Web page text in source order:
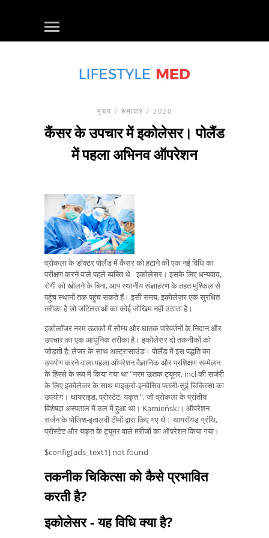
मुख्य / समाचार / 2020
कैंसर के उपचार में इकोलेसर। पोलैंड
में पहला अभिनव ऑपरेशन
व्रोकला के डॉक्टर पोलैंड में कैंसर को हटाने की एक नई विधि का
परीक्षण करने वाले पहले व्यक्ति थे - इकोलेसर। इसके लिए धन्यवाद,
रोगी को खोलने के बिना, आप स्थानीय संज्ञाहरण के तहत मुश्किल से
पहुंच स्थानों तक पहुंच सकते हैं। इसी समय, इकोलेज़र एक सुरक्षित
तरीका है जो जटिलताओं का कोई जोखिम नहीं उठाता है।
इकोलॉजर नरम ऊतकों में सौम्य और घातक परिवर्तनों के निदान और
उपचार का एक आधुनिक तरीका है। इकोलेसर दो तकनीकों को
जोड़ती है: लेजर के साथ अल्ट्रासाउंड। पोलैंड में इस पद्धति का
उपयोग करने वाला पहला ऑपरेशन वैज्ञानिक और प्रशिक्षण सम्मेलन
के हिस्से के रूप में किया गया था "नरम ऊतक ट्यूमर, incl की सर्जरी
के लिए इकोलेजर के साथ माइक्रो-इनवेसिव पतली-सुई चिकित्सा का
उपयोग। थायराइड, प्रोस्टेट, यकृत ”, जो व्रोकला के प्रांतीय
विशेषज्ञ अस्पताल में उल में हुआ था। Kamieński। ऑपरेशन
सर्जन के पोलिश-इतालवी टीमों द्वारा किए गए थे। थायरॉयड ग्रंथि,
प्रोस्टेट और यकृत के ट्यूमर वाले मरीजों का ऑपरेशन किया गया।
$config[ads_text1] not found
तकनीक चिकित्सा को कैसे प्रभावित
करती है?
इकोलेसर - यह विधि क्या है?